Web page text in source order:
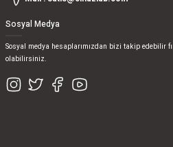
Sosyal Medya
Sosyal medya hesaplarımızdan bizi takip edebilir
olabilirsiniz.